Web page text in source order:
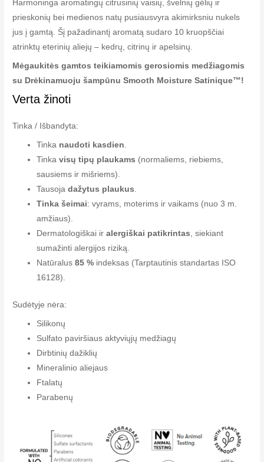
Harmoninga aromatingų citrusinių vaisių, švelnių gėlių ir
prieskonių bei medienos natų pusiausvyra akimirksniu nukels
jus į gamtą. Šį pažadinantį aromatą sudaro 10 kruopščiai
atrinktų eterinių aliejų – kedrų, citrinų ir apelsinų.
Mėgaukitės gamtos teikiamomis gerosiomis medžiagomis
su Drėkinamuoju šampūnu Smooth Moisture Satinique™!
Verta žinoti
Tinka / Išbandyta:
Tinka naudoti kasdien.
Tinkavisų tipų plaukams (normaliems, riebiems,
sausiems ir mišriems).
Tausojadažytus plaukus.
Tinka šeimai: vyrams, moterims ir vaikams (nuo 3 m.
amžiaus).
Dermatologiškai iralergiškai patikrintas, siekiant
sumažinti alergijos riziką.
Natūralus85 % indeksas (Tarptautinis standartas ISO
16128).
Sudėtyje nėra:
Silikonų
Sulfato paviršiaus aktyviųjų medžiagų
Dirbtinių dažiklių
Mineralinio aliejaus
Ftalatų
Parabenų